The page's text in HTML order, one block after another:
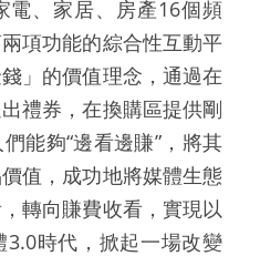
電、家居、房產16個頻
項功能的綜合性互動平
」的價值理念，通過在
禮券，在換購區提供剛
能夠“邊看邊賺”，將其
值，成功地將媒體生態
轉向賺費收看，實現以
時代，掀起一場改變